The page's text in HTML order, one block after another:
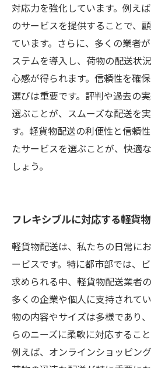
対応力を強化しています。例え
のサービスを提供することで、
ています。さらに、多くの業者
ステムを導入し、荷物の配送状
心感が得られます。信頼性を確
選びは重要です。評判や過去の
選ぶことが、スムーズな配送を
す。軽貨物配送の利便性と信頼
たサービスを選ぶことが、快適
しょう。
フレキシブルに対応する軽貨
軽貨物配送は、私たちの日常に
ービスです。特に都市部では、
求められる中、軽貨物配送業者
多くの企業や個人に支持されて
物の内容やサイズは多様であり
らのニーズに柔軟に対応するこ
例えば、オンラインショッピン